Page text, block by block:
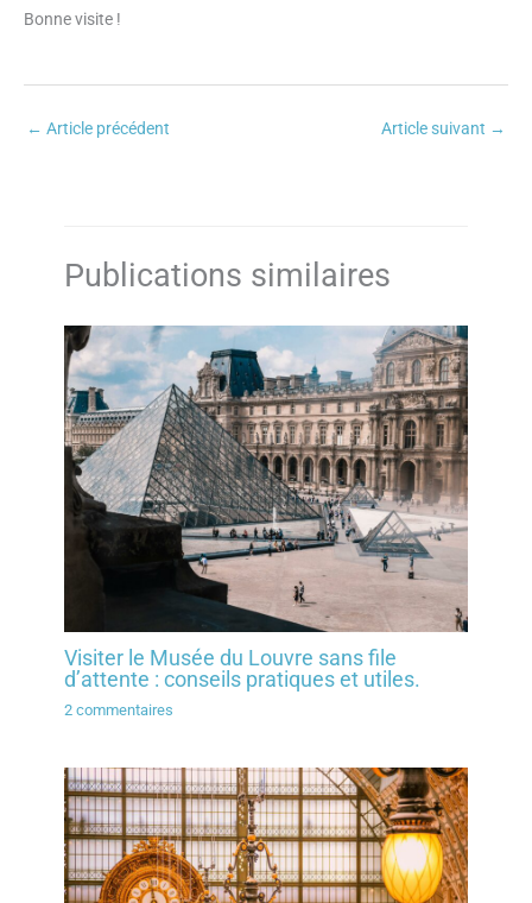
Bonne visite !
← Article précédent Article suivant →
Publications similaires
Visiter le Musée du Louvre sans file
d’attente : conseils pratiques et utiles.
2 commentaires